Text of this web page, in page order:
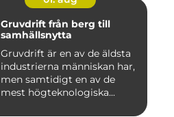
Gruvdrift från berg till
samhällsnytta
Gruvdrift är en av de äldsta
industrierna människan har,
men samtidigt en av de
mest högteknologiska...